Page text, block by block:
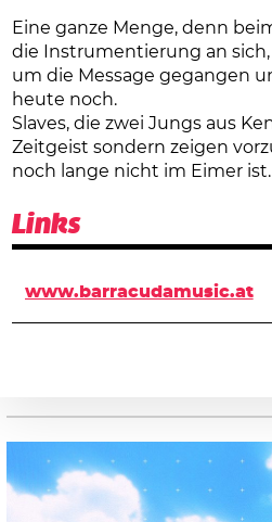
Eine ganze Menge, denn
die Instrumentierung an
um die Message gegangen
heute noch.
Slaves, die zwei Jungs aus
Zeitgeist sondern zeigen
noch lange nicht im Eimer ist.
Links
www.barracudamusic.at